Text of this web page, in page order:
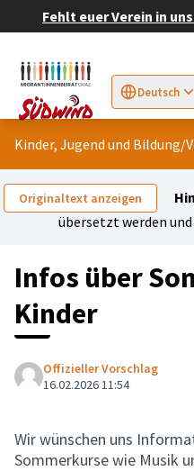
Fehlt euer Verein in
Deutsch
Sprache
Kinder, Jugend und Bildung/
Originaltext anzeigen
übersetzt werden
Infos über
Kinder
Offizieller Vorschlag
16.02.2026 11:54
Wir wünschen uns
Sommerkurse wie Musik